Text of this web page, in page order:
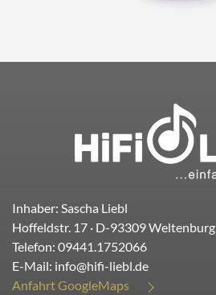
Inhaber: Sascha Liebl
Hoffeldstr. 17 · D-93309Weltenburg
Telefon: 09441.1752066
E-Mail: info@hifi-liebl.de
Anfahrt GoogleMaps